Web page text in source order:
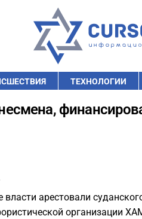
ТЕХНОЛОГИИ
власти арестовали
организации